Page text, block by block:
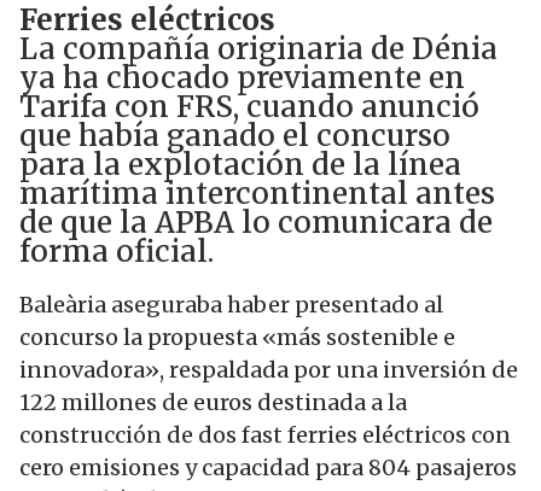
Ferries eléctricos
La compañía originaria de Dénia
ya ha chocado previamente en
Tarifa con FRS, cuando anunció
que había ganado el concurso
para la explotación de la línea
marítima intercontinental antes
de que la APBA lo comunicara de
forma oficial.
Baleària aseguraba haber presentado al
concurso la propuesta «más sostenible e
innovadora», respaldada por una inversión de
122 millones de euros destinada a la
construcción de dos fast ferries eléctricos con
cero emisiones y capacidad para 804 pasajeros